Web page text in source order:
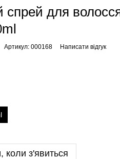
спрей для
Артикул: 000168 Написати відгук
коли з'явиться